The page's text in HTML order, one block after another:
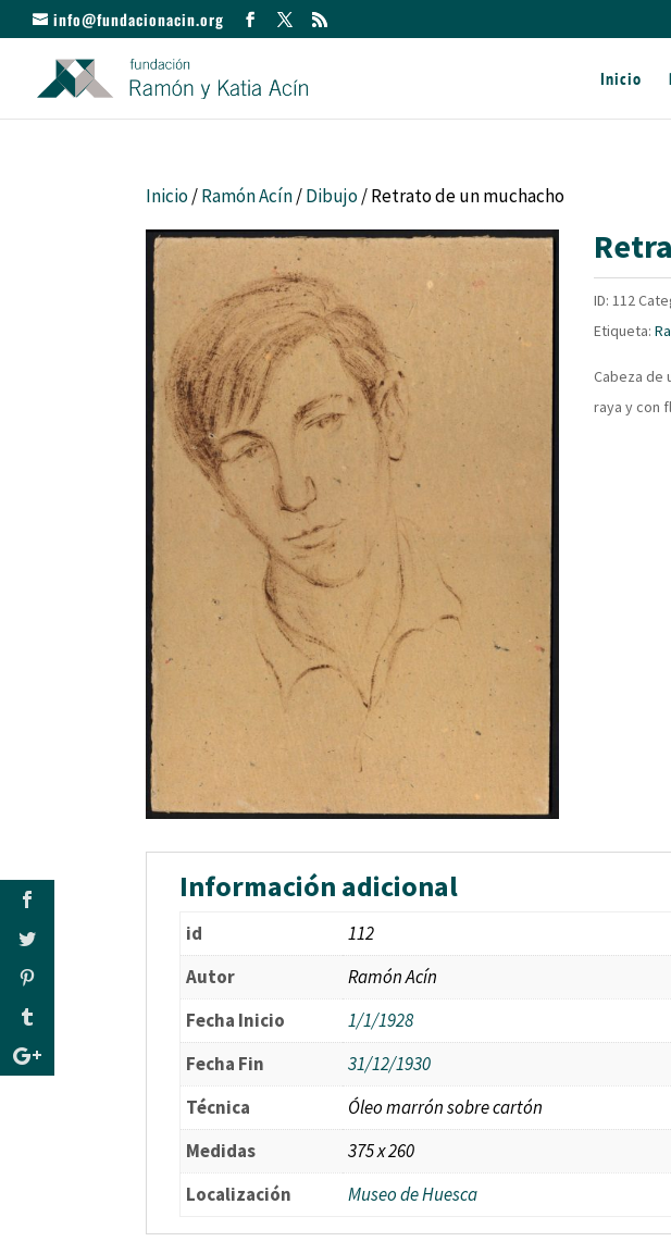
info@fundacionacin.org
Inicio
Inicio/Ramón Acín/Dibujo/ Retrato de un muchacho
ID:112
Etiqueta:
Cabeza de
raya y con
Información adicional
id
112
Autor
Ramón Acín
Fecha Inicio
1/1/1928
Fecha Fin
31/12/1930
Técnica
Óleo marrón sobre cartón
Medidas
375 x 260
Localización
Museo de Huesca